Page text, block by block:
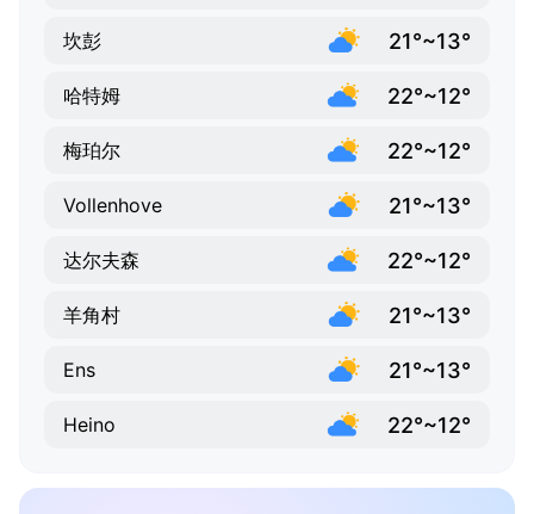
坎彭 21°~13°
哈特姆 22°~12°
梅珀尔 22°~12°
Vollenhove 21°~13°
达尔夫森 22°~12°
羊角村 21°~13°
Ens 21°~13°
Heino 22°~12°